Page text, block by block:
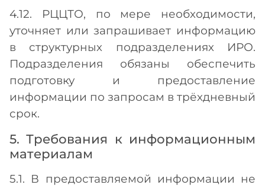
4.12. РЦЦТО, по мере необходимости,
уточняет или запрашивает информацию
в структурных подразделениях ИРО.
Подразделения обязаны обеспечить
подготовку и предоставление
информации по запросам в трёхдневный
срок.
5. Требования к информационным
материалам
5.1. В предоставляемой информации не